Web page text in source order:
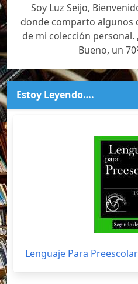
Soy Luz Seijo,
donde comparto algunos
de mi colección
Bueno, un
Estoy Leyendo….
Lenguaje Para